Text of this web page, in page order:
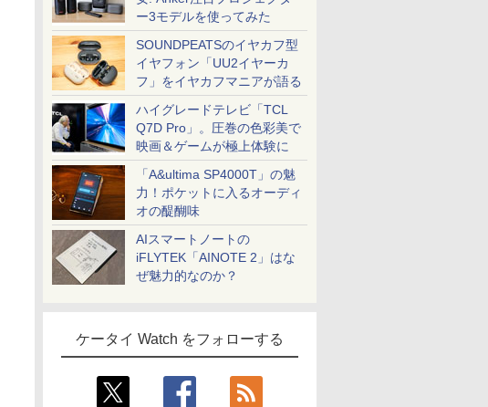
ー3モデルを使ってみた
SOUNDPEATSのイヤカフ型
イヤフォン「UU2イヤーカ
フ」をイヤカフマニアが語る
ハイグレードテレビ「TCL
Q7D Pro」。圧巻の色彩美で
映画＆ゲームが極上体験に
「A&ultima SP4000T」の魅
力！ポケットに入るオーディ
オの醍醐味
AIスマートノートの
iFLYTEK「AINOTE 2」はな
ぜ魅力的なのか？
ケータイ Watch をフォローする